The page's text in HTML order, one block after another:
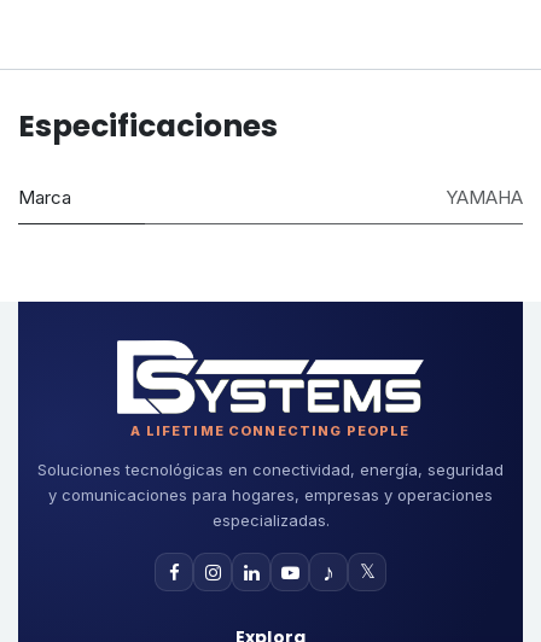
Especificaciones
Marca YAMAHA
A LIFETIME CONNECTING PEOPLE
Soluciones tecnológicas en conectividad, energía, seguridad
y comunicaciones para hogares, empresas y operaciones
especializadas.
♪ 𝕏
Explora